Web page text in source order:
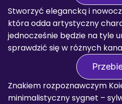
Stworzyć elegancką i
która odda artystyczny
jednocześnie będzie na tyle
sprawdzić się w różnych
Znakiem rozpoznawczym
minimalistyczny sygnet –